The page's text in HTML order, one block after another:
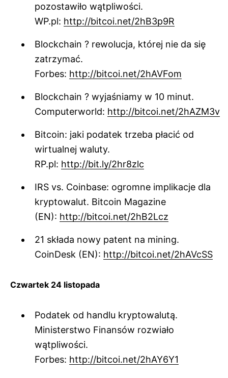
pozostawiło wątpliwości.
WP.pl: http://bitcoi.net/2hB3p9R
Blockchain ? rewolucja, której nie da się
zatrzymać.
Forbes: http://bitcoi.net/2hAVFom
Blockchain ? wyjaśniamy w 10 minut.
Computerworld: http://bitcoi.net/2hAZM3v
Bitcoin: jaki podatek trzeba płacić od
wirtualnej waluty.
RP.pl: http://bit.ly/2hr8zlc
IRS vs. Coinbase: ogromne implikacje dla
kryptowalut. Bitcoin Magazine
(EN): http://bitcoi.net/2hB2Lcz
21 składa nowy patent na mining.
CoinDesk (EN): http://bitcoi.net/2hAVcSS
Czwartek 24 listopada
Podatek od handlu kryptowalutą.
Ministerstwo Finansów rozwiało
wątpliwości.
Forbes: http://bitcoi.net/2hAY6Y1